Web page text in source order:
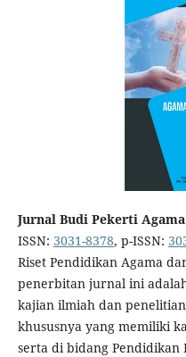
Jurnal Budi Pekerti
ISSN: 3031-8378, p-ISSN:
Riset Pendidikan Agama
penerbitan jurnal ini
kajian ilmiah dan
khususnya yang memiliki
serta di bidang Pendidikan